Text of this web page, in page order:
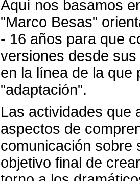
Aquí nos basamos
"Marco Besas"
- 16 años para que
versiones desde
en la línea de la que
"adaptación".
Las actividades que
aspectos de
comunicación sobre
objetivo final de